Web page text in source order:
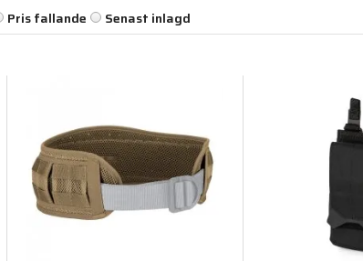
Pris fallande
Senast inlagd